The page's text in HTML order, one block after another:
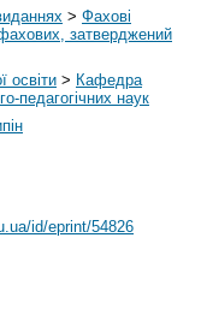
> Фахові
затверджений
освіти > Кафедра
педагогічних наук
id/eprint/54826